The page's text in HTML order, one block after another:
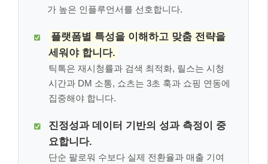
가 높은 인플루언서를 선호합니다.
플랫폼별 특성을 이해하고 맞춤 전략을
세워야 합니다.
틱톡은 재시청률과 검색 최적화, 릴스는 시청
시간과 DM 소통, 쇼츠는 3초 훅과 쇼핑 연동에
집중해야 합니다.
진정성과 데이터 기반의 성과 측정이 중
요합니다.
단순 팔로워 수보다 실제 전환율과 매출 기여